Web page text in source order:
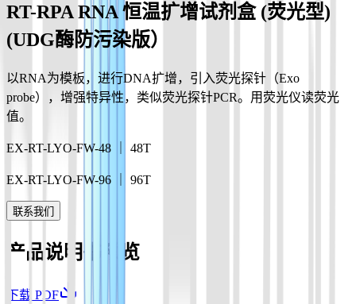
RT-RPA RNA 恒温扩增试剂盒 (荧光型)
(UDG酶防污染版）
以RNA为模板，进行DNA扩增，引入荧光探针（Exo
probe），增强特异性，类似荧光探针PCR。用荧光仪读荧光
值。
EX-RT-LYO-FW-48 ｜ 48T
EX-RT-LYO-FW-96 ｜ 96T
联系我们
产品说明书预览
下载 PDF